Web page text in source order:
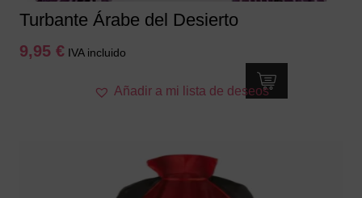
Turbante Árabe del Desierto
9,95 € IVA incluido
Añadir a mi lista de deseos